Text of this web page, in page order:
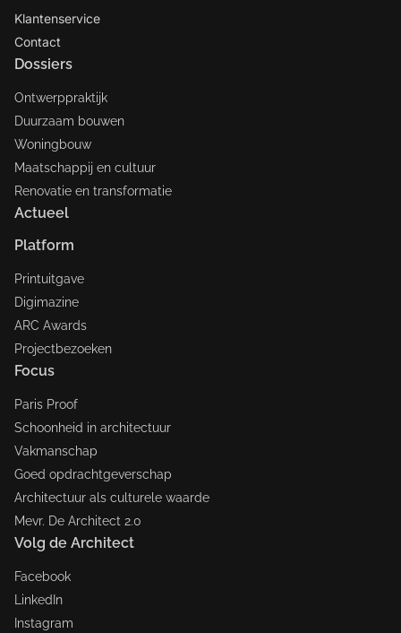
Klantenservice
Contact
Dossiers
Ontwerppraktijk
Duurzaam bouwen
Woningbouw
Maatschappij en cultuur
Renovatie en transformatie
Actueel
Platform
Printuitgave
Digimazine
ARC Awards
Projectbezoeken
Focus
Paris Proof
Schoonheid in architectuur
Vakmanschap
Goed opdrachtgeverschap
Architectuur als culturele waarde
Mevr. De Architect 2.0
Volg de Architect
Facebook
LinkedIn
Instagram